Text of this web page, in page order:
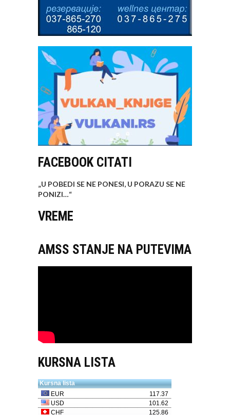
FACEBOOK CITATI
„U POBEDI SE NE PONESI, U PORAZU SE NE
PONIZI…“
VREME
AMSS STANJE NA PUTEVIMA
KURSNA LISTA